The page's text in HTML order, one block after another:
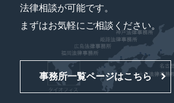
法律相談が可能です。
まずはお気軽にご相談ください。
事務所一覧ページはこちら